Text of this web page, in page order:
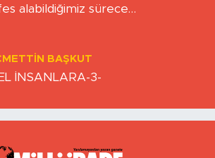
alabildiğimiz sürece…
BAŞKUT
İNSANLARA-3-